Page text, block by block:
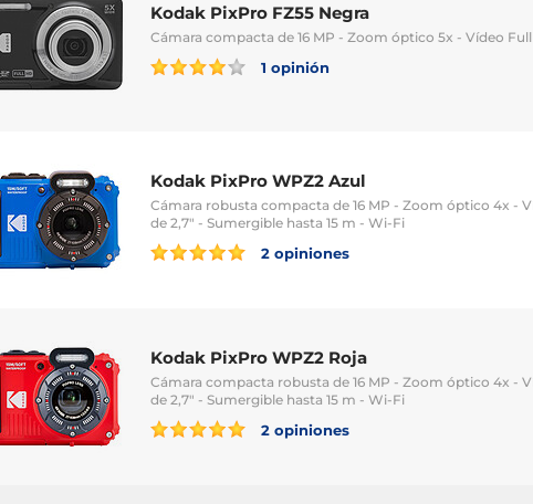
Kodak PixPro FZ55 Negra
Cámara compacta de 16 MP - Zoom óptico 5x - Vídeo
1 opinión
Kodak PixPro WPZ2 Azul
Cámara robusta compacta de 16 MP - Zoom óptico 4x -
de 2,7" - Sumergible hasta 15 m - Wi-Fi
2 opiniones
Kodak PixPro WPZ2 Roja
Cámara compacta robusta de 16 MP - Zoom óptico 4x -
de 2,7" - Sumergible hasta 15 m - Wi-Fi
2 opiniones